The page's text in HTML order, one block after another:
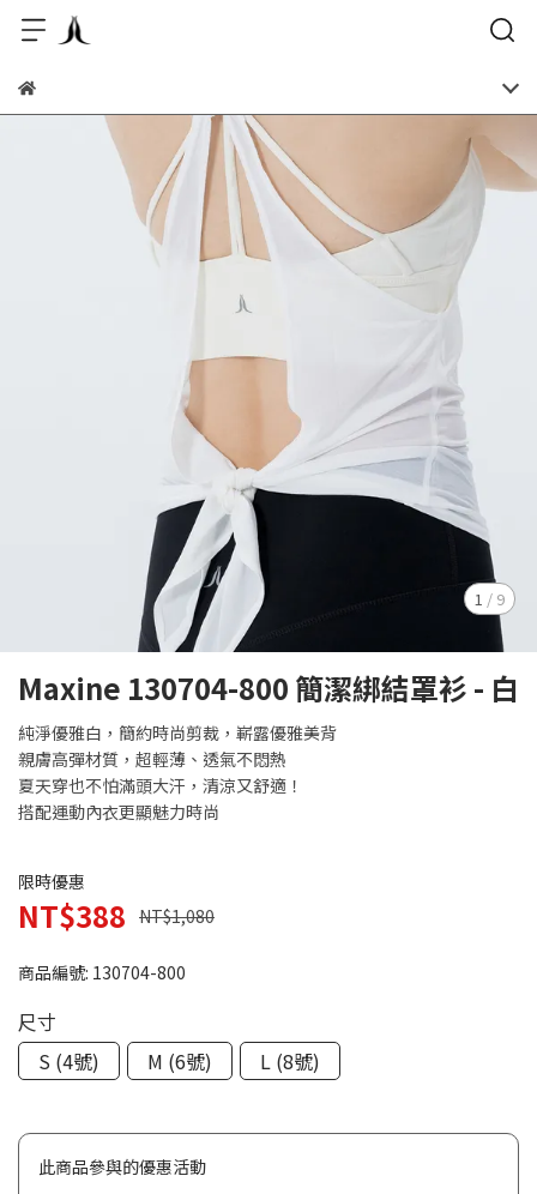
1 / 9
Maxine 130704-800 簡潔綁結罩衫 - 白
純淨優雅白，簡約時尚剪裁，嶄露優雅美背
親膚高彈材質，超輕薄、透氣不悶熱
夏天穿也不怕滿頭大汗，清涼又舒適！
搭配運動內衣更顯魅力時尚
限時優惠
NT$388 NT$1,080
商品編號: 130704-800
尺寸
S (4號)
M (6號) L (8號)
此商品參與的優惠活動